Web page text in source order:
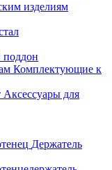
изделиям
Комплектующие к
Аксессуары для
Держатель